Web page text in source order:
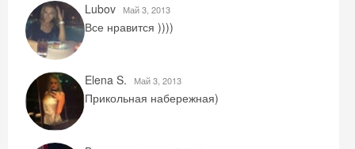
Lubov Май 3, 2013
Все нравится ))))
Elena S. Май 3, 2013
Прикольная набережная)
Получить промокод